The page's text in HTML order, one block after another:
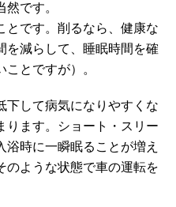
です。
とです。削るなら、健康な
を減らして、睡眠時間を確
とですが）。
下して病気になりやすくな
ります。ショート・スリー
時に一瞬眠ることが増え
のような状態で車の運転を